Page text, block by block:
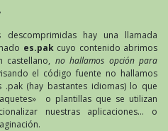
hay una llamada
es.pakcuyo contenido abrimos
castellano, no hallamos opción para
el código fuente no hallamos
.pak (hay bastantes idiomas) lo que
o plantillas que se utilizan
nuestras aplicaciones… o